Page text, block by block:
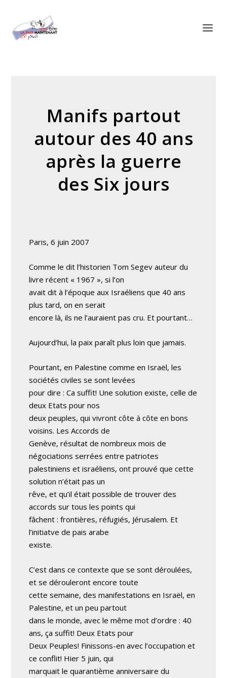
Manifs partout
autour des 40 ans
après la guerre
des Six jours
Paris, 6 juin 2007
Comme le dit l’historien Tom Segev auteur du
livre récent « 1967 », si l’on
avait dit à l’époque aux Israéliens que 40 ans
plus tard, on en serait
encore là, ils ne l’auraient pas cru. Et pourtant…
Aujourd’hui, la paix paraît plus loin que jamais.
Pourtant, en Palestine comme en Israël, les
sociétés civiles se sont levées
pour dire : Ca suffit! Une solution existe, celle de
deux Etats pour nos
deux peuples, qui vivront côte à côte en bons
voisins. Les Accords de
Genève, résultat de nombreux mois de
négociations serrées entre patriotes
palestiniens et israéliens, ont prouvé que cette
solution n’était pas un
rêve, et qu’il était possible de trouver des
accords sur tous les points qui
fâchent : frontières, réfugiés, Jérusalem. Et
l’initiatve de pais arabe
existe.
C’est dans ce contexte que se sont déroulées,
et se dérouleront encore toute
cette semaine, des manifestations en Israël, en
Palestine, et un peu partout
dans le monde, avec le même mot d’ordre : 40
ans, ça suffit! Deux Etats pour
Deux Peuples! Finissons-en avec l’occupation et
ce conflit! Hier 5 juin, qui
marquait le quarantième anniversaire du